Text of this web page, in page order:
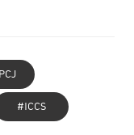
เรื่อง ไม่อนุญาต
นของทุกปี ตั้งแต่ปี
องศาลชั้นต้น จะมี
#ICCS